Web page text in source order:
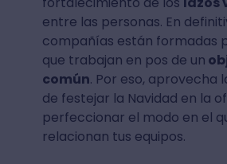
entre las personas. En
compañías están formadas
que trabajan en pos de un
común. Por eso, aprovecha
de festejar la Navidad en la
perfeccionar el modo en el
relacionan tus equipos.